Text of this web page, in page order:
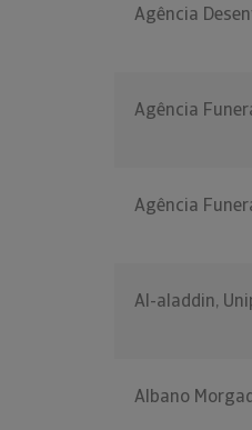
Agência
Agência
Agência
Al-aladdin,
Albano